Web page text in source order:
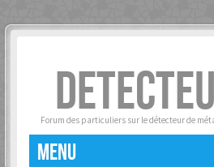
Forum des particuliers sur le détecteur de
MENU